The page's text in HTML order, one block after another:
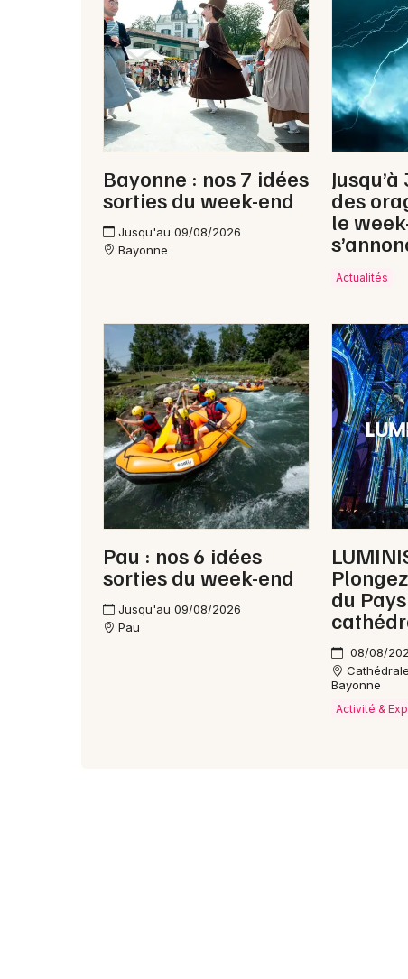
Bayonne : nos 7 idées
sorties du week-end
Jusqu'au 09/08/2026
Bayonne
des
le
Actualités
Pau : nos 6 idées
sorties du week-end
Jusqu'au 09/08/2026
Pau
du
08/08/
Bayonne
Activité &